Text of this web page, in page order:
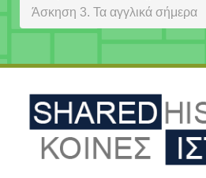
Άσκηση 3. Τα αγγλικά σήμερα